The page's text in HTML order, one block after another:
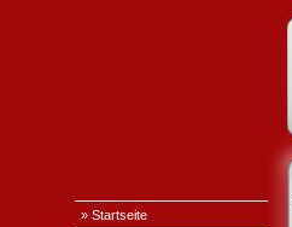
» Startseite